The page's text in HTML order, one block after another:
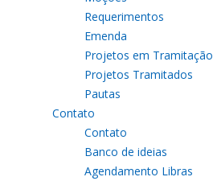
Requerimentos
Emenda
Projetos em Tramitação
Projetos Tramitados
Pautas
Contato
Contato
Banco de ideias
Agendamento Libras